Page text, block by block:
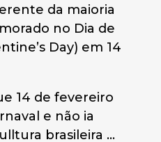
da maioria
no Dia de
Day) em 14
14 de fevereiro
e não ia
brasileira …